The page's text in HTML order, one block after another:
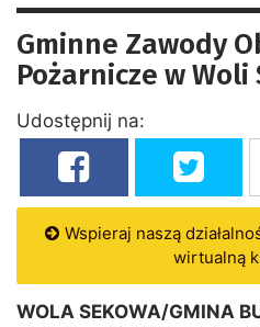
Gminne Zawody
Pożarnicze w Woli
Udostępnij na:
Wspieraj naszą
wirtualną
WOLA SEKOWA/GMINA